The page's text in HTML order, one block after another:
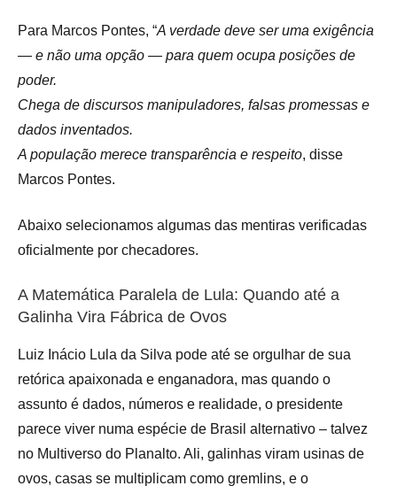
Para Marcos Pontes, “A verdade deve ser uma exigência
— e não uma opção — para quem ocupa posições de
poder.
Chega de discursos manipuladores, falsas promessas e
dados inventados.
A população merece transparência e respeito, disse
Marcos Pontes.
Abaixo selecionamos algumas das mentiras verificadas
oficialmente por checadores.
A Matemática Paralela de Lula: Quando até a
Galinha Vira Fábrica de Ovos
Luiz Inácio Lula da Silva pode até se orgulhar de sua
retórica apaixonada e enganadora, mas quando o
assunto é dados, números e realidade, o presidente
parece viver numa espécie de Brasil alternativo – talvez
no Multiverso do Planalto. Ali, galinhas viram usinas de
ovos, casas se multiplicam como gremlins, e o